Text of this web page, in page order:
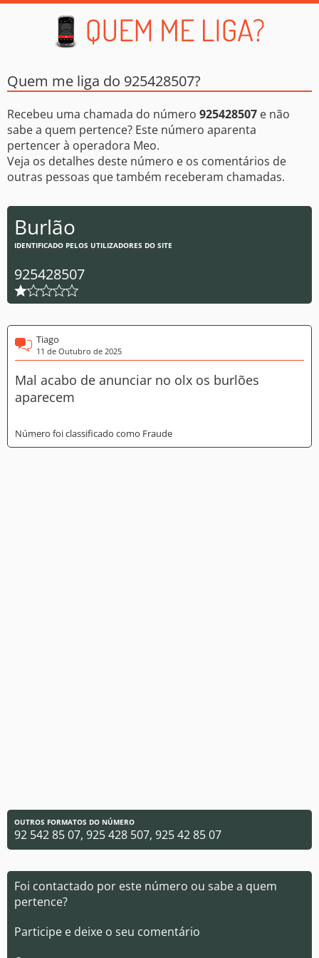
Quem me liga do 925428507?
Recebeu uma chamada do número 925428507 e não
sabe a quem pertence? Este número aparenta
pertencer à operadora Meo.
Veja os detalhes deste número e os comentários de
outras pessoas que também receberam chamadas.
Burlão
IDENTIFICADO PELOS UTILIZADORES DO SITE
925428507
Tiago
11 de Outubro de 2025
Mal acabo de anunciar no olx os burlões
aparecem
Número foi classificado como Fraude
OUTROS FORMATOS DO NÚMERO
92 542 85 07, 925 428 507, 925 42 85 07
Foi contactado por este número ou sabe a quem
pertence?
Participe e deixe o seu comentário